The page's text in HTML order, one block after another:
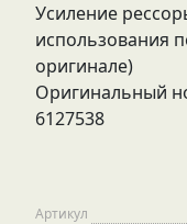
Усиление
использования
оригинале)
Оригинальный
6127538
Артикул